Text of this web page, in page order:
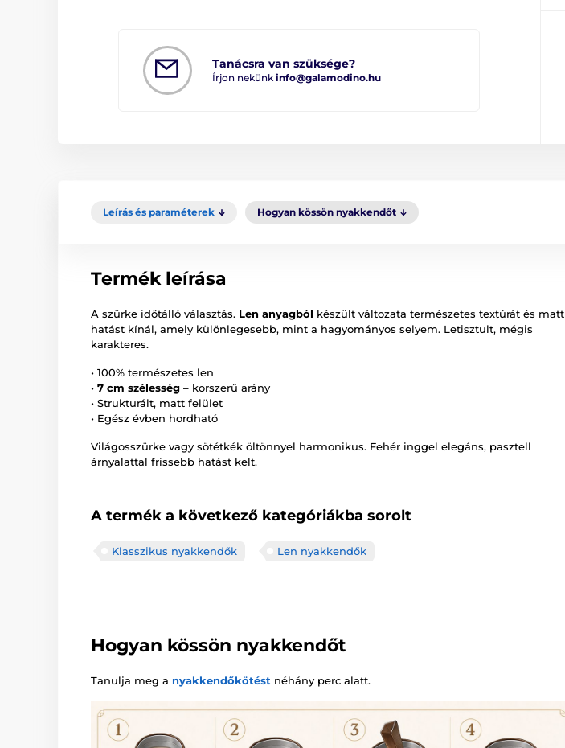
Tanácsra van szüksége?
Írjon nekünk info@galamodino.hu
Leírás és paraméterek Hogyan kössön nyakkendőt
Termék leírása
A szürke időtálló választás. Len anyagból készült változata természetes textúrát és matt
hatást kínál, amely különlegesebb, mint a hagyományos selyem. Letisztult, mégis
karakteres.
• 100% természetes len
• 7 cm szélesség – korszerű arány
• Strukturált, matt felület
• Egész évben hordható
Világosszürke vagy sötétkék öltönnyel harmonikus. Fehér inggel elegáns, pasztell
árnyalattal frissebb hatást kelt.
A termék a következő kategóriákba sorolt
Klasszikus nyakkendők Len nyakkendők
Hogyan kössön nyakkendőt
Tanulja meg a nyakkendőkötést néhány perc alatt.